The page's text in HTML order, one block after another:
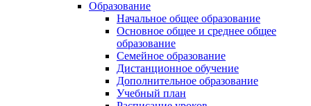
Образование
Начальное общее образование
Основное общее и среднее общее
образование
Семейное образование
Дистанционное обучение
Дополнительное образование
Учебный план